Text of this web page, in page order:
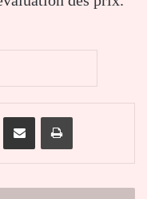
Partager par email Imprimer